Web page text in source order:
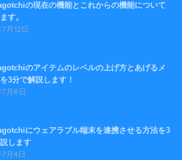
の現在の機能とこれからの機能について
す。
月12日
のアイテムのレベルの上げ方とあげるメ
3分で解説します！
月8日
にウェアラブル端末を連携させる方法を3
します
月4日